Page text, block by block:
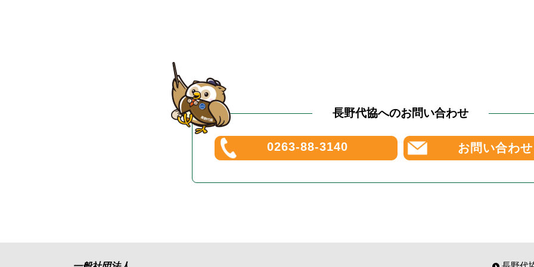
0263-88-3140 お問い合わせ
長野代協へのお問い合わせ